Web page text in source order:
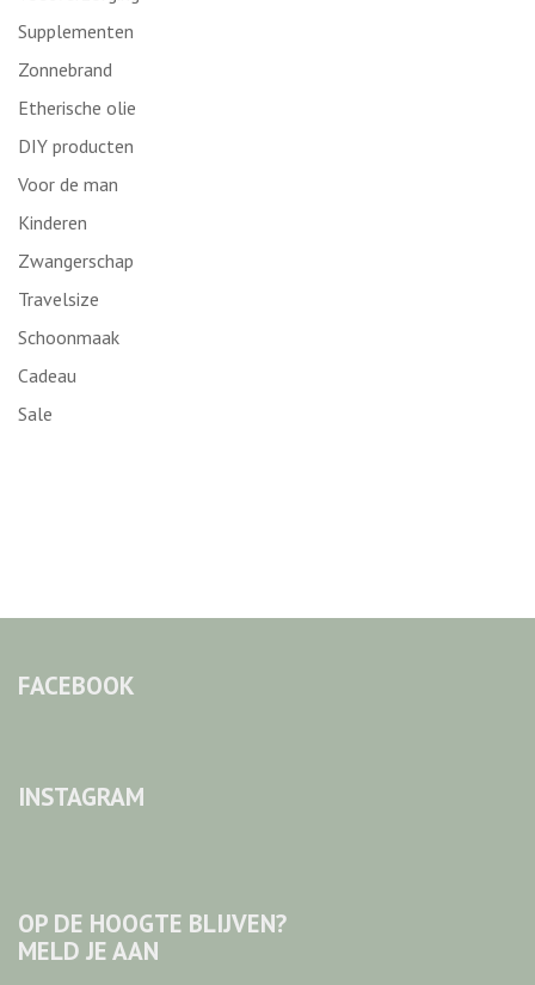
Supplementen
Zonnebrand
Etherische olie
DIY producten
Voor de man
Kinderen
Zwangerschap
Travelsize
Schoonmaak
Cadeau
Sale
FACEBOOK
INSTAGRAM
OP DE HOOGTE BLIJVEN?
MELD JE AAN